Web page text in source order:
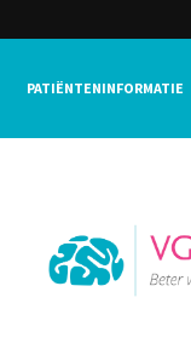
PATIËNTENINFORMATIE